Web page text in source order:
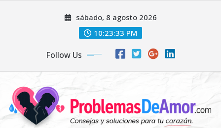
sábado, 8 agosto 2026
10:23:33 PM
Follow Us